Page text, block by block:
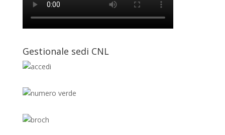
Gestionale sedi CNL